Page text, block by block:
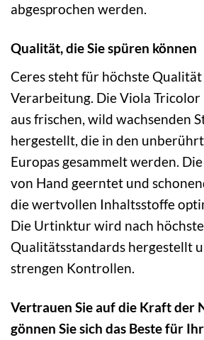
abgesprochen werden.
Qualität, die Sie spüren können
Ceres steht für höchste
Verarbeitung. Die Viola
aus frischen, wild wachsenden
hergestellt, die in den
Europas gesammelt werden.
von Hand geerntet und
die wertvollen Inhaltsstoffe
Die Urtinktur wird nach
Qualitätsstandards hergestellt
strengen Kontrollen.
Vertrauen Sie auf die Kraft der
gönnen Sie sich das Beste für